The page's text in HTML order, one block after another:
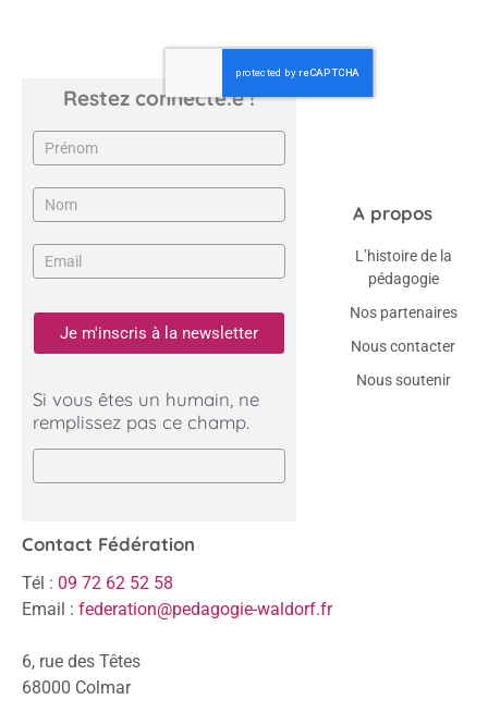
Restez connecté.e !
Newsletter
Je m'inscris à la newsletter
Si vous êtes un humain, ne
remplissez pas ce champ.
A propos
L’histoire de la
pédagogie
Nos partenaires
Nous contacter
Nous soutenir
Contact Fédération
Tél : 09 72 62 52 58
Email : federation@pedagogie-waldorf.fr
6, rue des Têtes
68000 Colmar